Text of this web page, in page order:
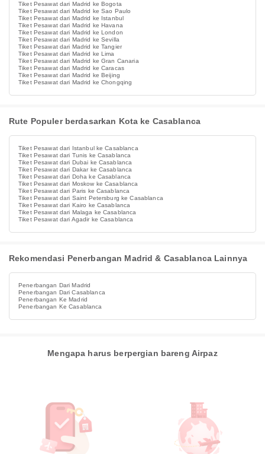
Tiket Pesawat dari Madrid ke Bogota
Tiket Pesawat dari Madrid ke Sao Paulo
Tiket Pesawat dari Madrid ke Istanbul
Tiket Pesawat dari Madrid ke Havana
Tiket Pesawat dari Madrid ke London
Tiket Pesawat dari Madrid ke Sevilla
Tiket Pesawat dari Madrid ke Tangier
Tiket Pesawat dari Madrid ke Lima
Tiket Pesawat dari Madrid ke Gran Canaria
Tiket Pesawat dari Madrid ke Caracas
Tiket Pesawat dari Madrid ke Beijing
Tiket Pesawat dari Madrid ke Chongqing
Rute Populer berdasarkan Kota ke Casablanca
Tiket Pesawat dari Istanbul ke Casablanca
Tiket Pesawat dari Tunis ke Casablanca
Tiket Pesawat dari Dubai ke Casablanca
Tiket Pesawat dari Dakar ke Casablanca
Tiket Pesawat dari Doha ke Casablanca
Tiket Pesawat dari Moskow ke Casablanca
Tiket Pesawat dari Paris ke Casablanca
Tiket Pesawat dari Saint Petersburg ke Casablanca
Tiket Pesawat dari Kairo ke Casablanca
Tiket Pesawat dari Malaga ke Casablanca
Tiket Pesawat dari Agadir ke Casablanca
Rekomendasi Penerbangan Madrid & Casablanca Lainnya
Penerbangan Dari Madrid
Penerbangan Dari Casablanca
Penerbangan Ke Madrid
Penerbangan Ke Casablanca
Mengapa harus berpergian bareng Airpaz